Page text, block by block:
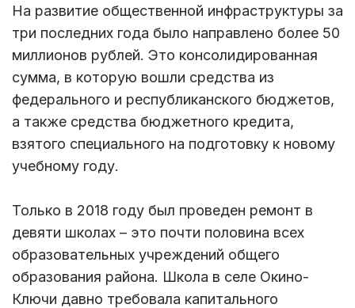
На развитие общественной инфраструктуры за
три последних года было направлено более 50
миллионов рублей. Это консолидированная
сумма, в которую вошли средства из
федерального и республиканского бюджетов,
а также средства бюджетного кредита,
взятого специального на подготовку к новому
учебному году.
Только в 2018 году был проведен ремонт в
девяти школах – это почти половина всех
образовательных учреждений общего
образования района. Школа в селе Окино-
Ключи давно требовала капитального